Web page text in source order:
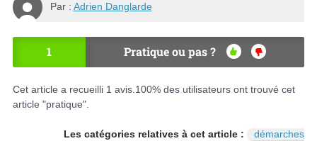
Par : Adrien Danglarde
1 Pratique ou pas ?
OU
NO
N
Cet article a recueilli 1 avis. 100% des utilisateurs ont trouvé cet
article "pratique".
Les catégories relatives à cet article :
démarches